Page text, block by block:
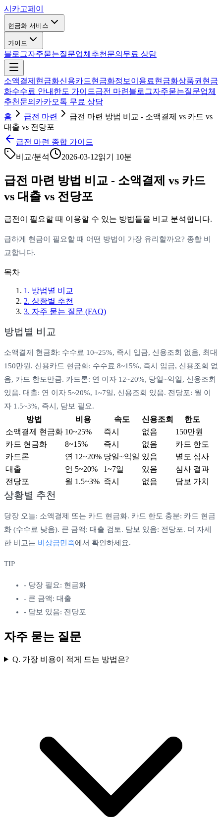
시카고페이
현금화 서비스
가이드
블로그자주묻는질문업체추천 문의 무료 상담
소액결제현금화신용카드현금화정보이용료현금화상품권현금
화수수료 안내 한도 가이드급전 마련 블로그자주묻는질문업체
추천 문의 카카오톡 무료 상담
홈
급전 마련
급전 마련 방법 비교 - 소액결제 vs 카드 vs
대출 vs 전당포
급전 마련 종합 가이드
비교/분석
2026-03-12읽기 10분
급전 마련 방법 비교 - 소액결제 vs 카드
vs 대출 vs 전당포
급전이 필요할 때 이용할 수 있는 방법들을 비교 분석합니다.
급하게 현금이 필요할 때 어떤 방법이 가장 유리할까요? 종합 비
교합니다.
목차
1 . 방법별 비교
2. 상황별 추천
3. 자주 묻는 질문 (FAQ)
방법별 비교
소액결제 현금화: 수수료 10~25%, 즉시 입금, 신용조회 없음, 최대
150만원. 신용카드 현금화: 수수료 8~15%, 즉시 입금, 신용조회 없
음, 카드 한도만큼. 카드론: 연 이자 12~20%, 당일~익일, 신용조회
있음. 대출: 연 이자 5~20%, 1~7일, 신용조회 있음. 전당포: 월 이
자 1.5~3%, 즉시, 담보 필요.
방법 비용 속도 신용조회
한도
소액결제 현금화 10~25% 즉시 없음
150만원
카드 현금화
8~15% 즉시 없음
카드 한도
카드론
연 12~20% 당일~익일 있음
별도 심사
대출
연 5~20% 1~7일 있음
심사 결과
전당포
월 1.5~3% 즉시 없음 담보 가치
상황별 추천
당장 오늘: 소액결제 또는 카드 현금화. 카드 한도 충분: 카드 현금
화 (수수료 낮음). 큰 금액: 대출 검토. 담보 있음: 전당포. 더 자세
한 비교는 비상금민족에서 확인하세요.
TIP
- 당장 필요: 현금화
- 큰 금액: 대출
- 담보 있음: 전당포
자주 묻는 질문
Q. 가장 비용이 적게 드는 방법은?